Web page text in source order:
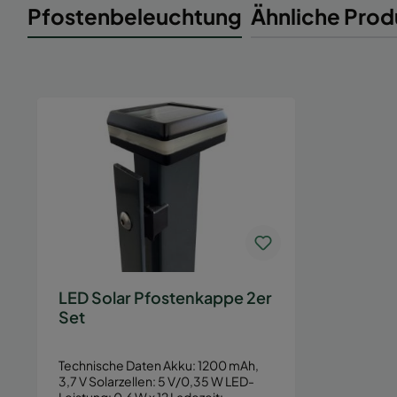
Pfostenbeleuchtung Ähnliche
LED Solar Pfostenkappe 2er
Set
Technische Daten Akku: 1200 mAh,
3,7 V Solarzellen: 5 V/0,35 W LED-